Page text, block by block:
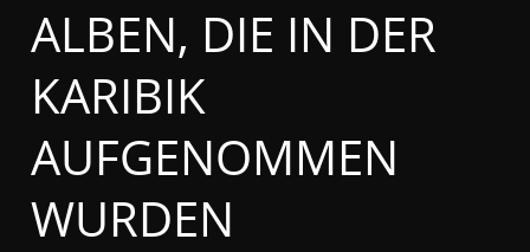
ALBEN, DIE IN DER
KARIBIK
AUFGENOMMEN
WURDEN